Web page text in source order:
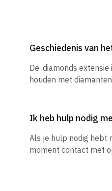
Geschiedenis van
De .diamonds
houden met
Ik heb hulp nodig
Als je hulp nodig hebt
moment contact met